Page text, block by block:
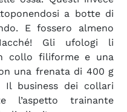
a botte di
E fossero almeno
Gli ufologi li
collo filiforme e una
una frenata di 400 g
business dei collari
l’aspetto trainante